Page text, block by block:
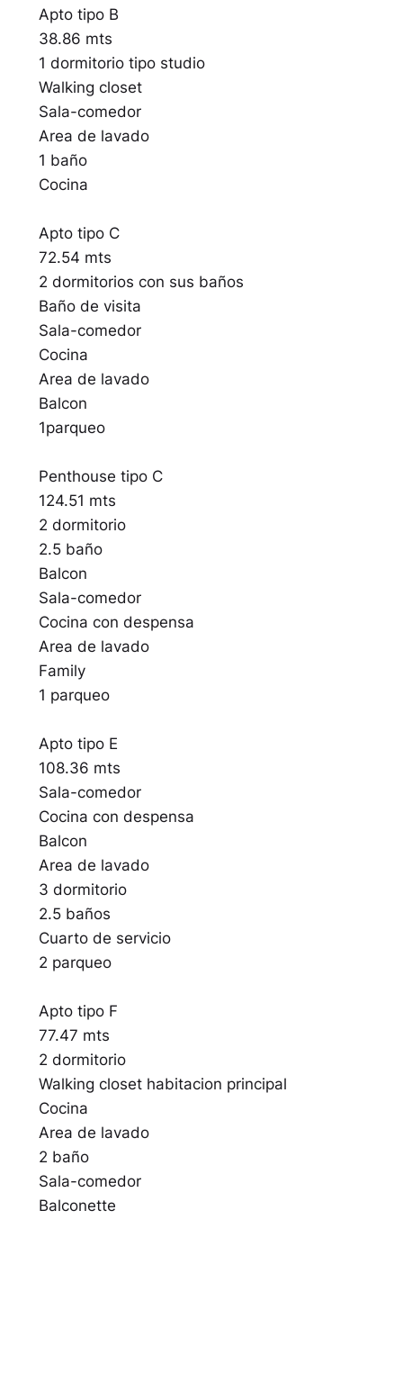
Apto tipo B
38.86 mts
1 dormitorio tipo studio
Walking closet
Sala-comedor
Area de lavado
1 baño
Cocina
Apto tipo C
72.54 mts
2 dormitorios con sus baños
Baño de visita
Sala-comedor
Cocina
Area de lavado
Balcon
1parqueo
Penthouse tipo C
124.51 mts
2 dormitorio
2.5 baño
Balcon
Sala-comedor
Cocina con despensa
Area de lavado
Family
1 parqueo
Apto tipo E
108.36 mts
Sala-comedor
Cocina con despensa
Balcon
Area de lavado
3 dormitorio
2.5 baños
Cuarto de servicio
2 parqueo
Apto tipo F
77.47 mts
2 dormitorio
Walking closet habitacion principal
Cocina
Area de lavado
2 baño
Sala-comedor
Balconette